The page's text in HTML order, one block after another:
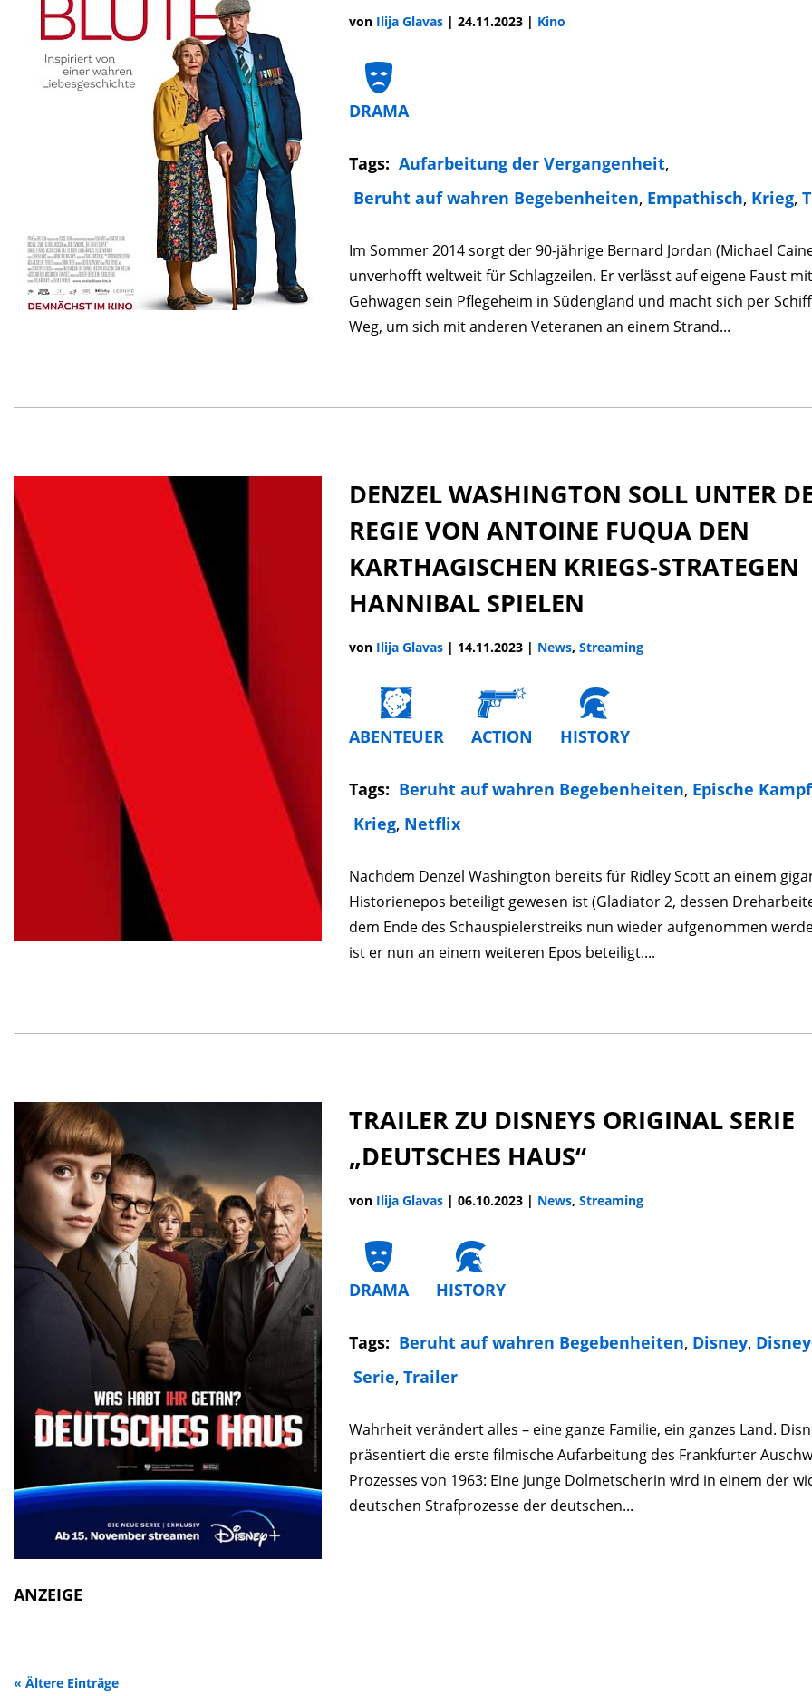
von Ilija Glavas | 24.11.2023 | Kino
DRAMA
Tags: Aufarbeitung der Vergangenheit,
Beruht auf wahren Begebenheiten, Empathisch, Krieg,
Im Sommer 2014 sorgt der 90-jährige Bernard Jordan (Michael
unverhofft weltweit für Schlagzeilen. Er verlässt auf eigene Faust
Gehwagen sein Pflegeheim in Südengland und macht sich per
Weg, um sich mit anderen Veteranen an einem Strand...
DENZEL WASHINGTON SOLL UNTER
REGIE VON ANTOINE FUQUA DEN
KARTHAGISCHEN KRIEGS-STRATEGEN
HANNIBAL SPIELEN
von Ilija Glavas | 14.11.2023 | News, Streaming
ABENTEUER ACTION HISTORY
Tags: Beruht auf wahren Begebenheiten, Epische
Krieg, Netflix
Nachdem Denzel Washington bereits für Ridley Scott an einem
Historienepos beteiligt gewesen ist (Gladiator 2, dessen
dem Ende des Schauspielerstreiks nun wieder aufgenommen
ist er nun an einem weiteren Epos beteiligt....
TRAILER ZU DISNEYS ORIGINAL SERIE
„DEUTSCHES HAUS“
von Ilija Glavas | 06.10.2023 | News, Streaming
DRAMA HISTORY
Tags: Beruht auf wahren Begebenheiten, Disney,
Serie, Trailer
Wahrheit verändert alles – eine ganze Familie, ein ganzes Land.
präsentiert die erste filmische Aufarbeitung des Frankfurter
Prozesses von 1963: Eine junge Dolmetscherin wird in einem der
deutschen Strafprozesse der deutschen...
ANZEIGE
« Ältere Einträge